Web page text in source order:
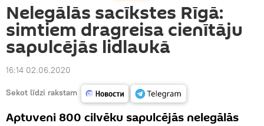
Nelegālās sacīkstes Rīgā:
simtiem dragreisa cienītāju
sapulcējās lidlaukā
16:14 02.06.2020
Sekot līdzi rakstam
Aptuveni 800 cilvēku sapulcējās nelegālās